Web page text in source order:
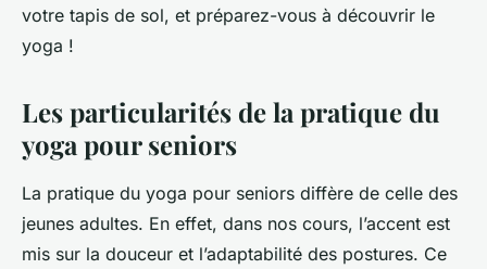
votre tapis de sol, et préparez-vous à découvrir le
yoga !
Les particularités de la pratique du
yoga pour seniors
La pratique du yoga pour seniors diffère de celle des
jeunes adultes. En effet, dans nos cours, l’accent est
mis sur la douceur et l’adaptabilité des postures. Ce